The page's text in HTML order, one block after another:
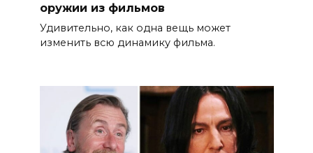
оружии из фильмов
Удивительно, как одна вещь может
изменить всю динамику фильма.